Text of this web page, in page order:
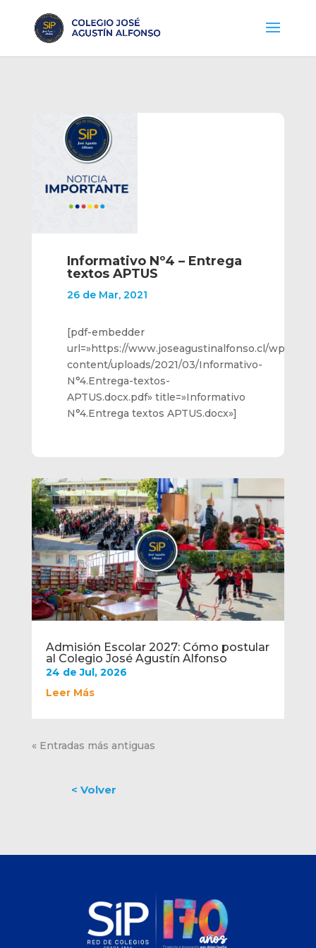
Admisión Escolar 2027: Cómo postular
al Colegio José Agustín Alfonso
24 de Jul, 2026
Leer Más
« Entradas más antiguas
Informativo Nº4 – Entrega
textos APTUS
26 de Mar, 2021
[pdf-embedder
url=»https://www.joseagustinalfonso.cl/wp-
content/uploads/2021/03/Informativo-
N°4.Entrega-textos-
APTUS.docx.pdf» title=»Informativo
N°4.Entrega textos APTUS.docx»]